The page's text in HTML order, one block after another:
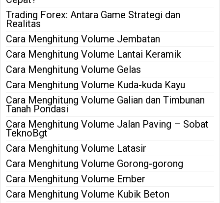
Trading Forex: Antara Game Strategi dan
Realitas
Cara Menghitung Volume Jembatan
Cara Menghitung Volume Lantai Keramik
Cara Menghitung Volume Gelas
Cara Menghitung Volume Kuda-kuda Kayu
Cara Menghitung Volume Galian dan Timbunan
Tanah Pondasi
Cara Menghitung Volume Jalan Paving – Sobat
TeknoBgt
Cara Menghitung Volume Latasir
Cara Menghitung Volume Gorong-gorong
Cara Menghitung Volume Ember
Cara Menghitung Volume Kubik Beton